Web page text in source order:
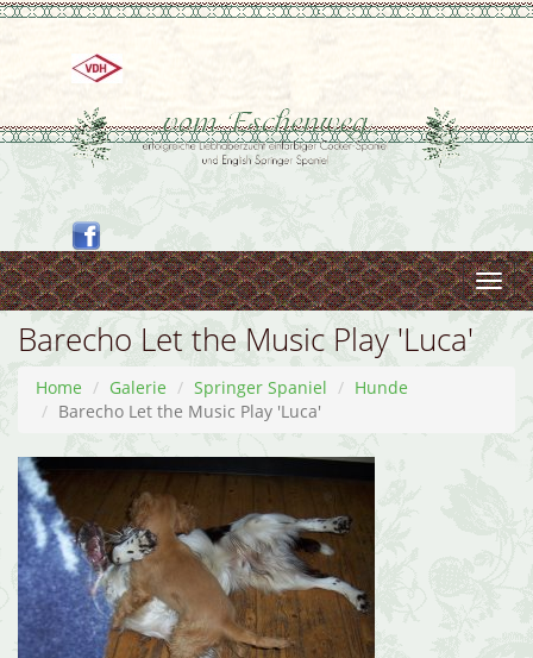
Barecho Let the Music Play 'Luca'
Home Galerie Springer Spaniel
Hunde
Barecho Let the Music Play 'Luca'